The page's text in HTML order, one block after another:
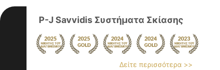
P-J Savvidis Συστήματα Σκίασης
Δείτε περισσότερα >>